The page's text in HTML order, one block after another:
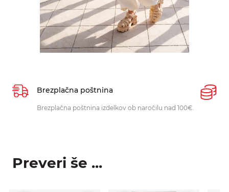
Brezplačna poštnina
Brezplačna poštnina izdelkov ob naročilu nad 100€.
Preveri še ...